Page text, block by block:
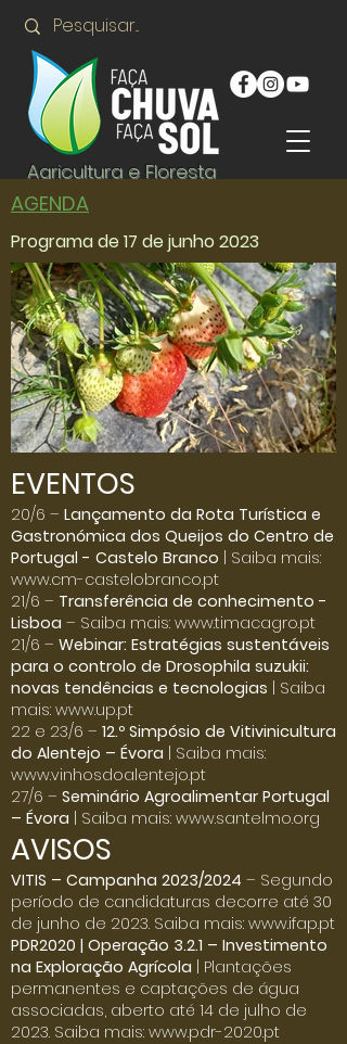
Agricultura e Floresta
AGENDA
Programa de 17 de junho 2023
Click here
EVENTOS
20/6 – Lançamento da Rota Turística e
Gastronómica dos Queijos do Centro de
Portugal - Castelo Branco
| Saiba mais:
www.cm-castelobranco.pt
21/6 – Transferência de conhecimento -
Lisboa – Saiba mais: www.timacagro.pt
21/6 – Webinar: Estratégias sustentáveis
para o controlo de Drosophila suzukii:
novas tendências e tecnologias
| Saiba
mais: www.up.pt
22 e 23/6 – 12.º Simpósio de Vitivinicultura
do Alentejo – Évora | Saiba mais:
www.vinhosdoalentejo.pt
27/6 – Seminário Agroalimentar Portugal
– Évora | Saiba mais: www.santelmo.org
AVISOS
VITIS – Campanha 2023/2024 – Segundo
período de candidaturas decorre até 30
de junho de 2023. Saiba mais: www.ifap.pt
PDR2020 | Operação 3.2.1 – Investimento
na Exploração Agrícola | Plantações
permanentes e captações de água
associadas, aberto até 14 de julho de
2023. Saiba mais: www.pdr-2020.pt